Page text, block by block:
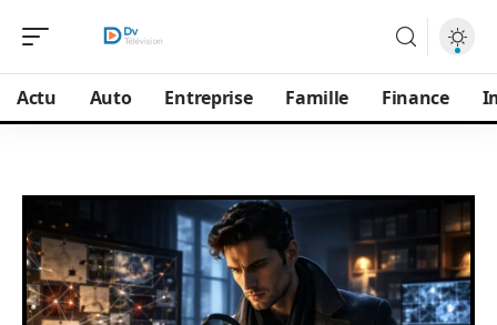
Actu Auto Entreprise Famille Finance